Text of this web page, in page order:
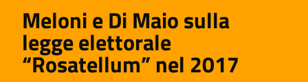
Meloni e Di Maio sulla
legge elettorale
“Rosatellum” nel 2017